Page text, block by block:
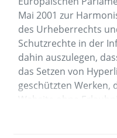
Mai 2001 zur
des Urheberrechts
Schutzrechte in der
dahin auszulegen,
das Setzen von
geschützten Werken,
Website ohne